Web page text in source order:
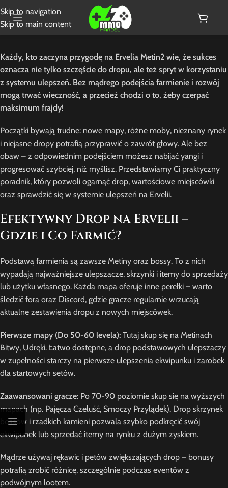
Skip to navigation
Skip to main content
Każdy, kto zaczyna przygodę na Ervelia Metin2 wie, że sukces
oznacza nie tylko szczęście do dropu, ale też spryt w korzystaniu
z systemu ulepszeń. Bez mądrego podejścia farmienie i rozwój
mogą trwać wieczność, a przecież chodzi o to, żeby czerpać
maksimum frajdy!
Początki bywają trudne: nowe mapy, różne moby, nieznany rynek
i niejasne dropy potrafią przyprawić o zawrót głowy. Ale bez
obaw – z odpowiednim podejściem możesz nabijać yangi i
progresować szybciej, niż myślisz. Przedstawiamy Ci praktyczny
poradnik, który pozwoli ogarnąć drop, wartościowe miejscówki
oraz sprawdzić się w systemie ulepszeń na Ervelii.
Efektywny Drop na Ervelii –
Gdzie i Co Farmić?
Podstawą farmienia są zawsze Metiny oraz bossy. To z nich
wypadają najważniejsze ulepszacze, skrzynki i itemy do sprzedaży
lub użytku własnego. Każda mapa oferuje inne perełki – warto
śledzić fora oraz Discord, gdzie gracze regularnie wrzucają
aktualne zestawienia dropu z nowych miejscówek.
Pierwsze mapy (Do 50-60 levela): Tutaj skup się na Metinach
Bitwy, Udręki. Łatwo dostępne, a drop podstawowych ulepszaczy
w zupełności starczy na pierwsze ulepszenia ekwipunku i zarobek
dla startowych setów.
Zaawansowani gracze: Po 70-90 poziomie skup się na wyższych
mapach (np. Pajęcza Czeluść, Smoczy Przylądek). Drop skrzynek
bossów i rzadkich kamieni pozwala szybko podkręcić swój
ekwipunek lub sprzedać itemy na rynku z dużym zyskiem.
Mądrze używaj rękawic i petów zwiększających drop – bonusy
potrafią zrobić różnicę, szczególnie podczas eventów z
podwójnym lootem.